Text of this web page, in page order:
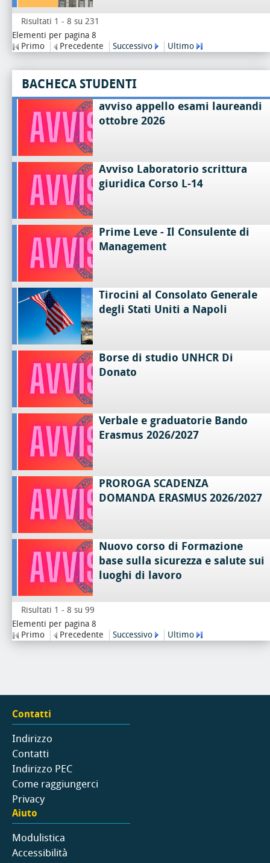
Risultati 1 - 8 su 231
Elementi per pagina 8
Primo
Precedente Successivo Ultimo
BACHECA STUDENTI
avviso appello esami laureandi
ottobre 2026
Avviso Laboratorio scrittura
giuridica Corso L-14
Prime Leve - Il Consulente di
Management
Tirocini al Consolato Generale
degli Stati Uniti a Napoli
Borse di studio UNHCR Di
Donato
Verbale e graduatorie Bando
Erasmus 2026/2027
PROROGA SCADENZA
DOMANDA ERASMUS 2026/2027
Nuovo corso di Formazione
base sulla sicurezza e salute sui
luoghi di lavoro
Risultati 1 - 8 su 99
Elementi per pagina 8
Primo
Precedente Successivo Ultimo
Contatti
Indirizzo
Contatti
Indirizzo PEC
Come raggiungerci
Privacy
Aiuto
Modulistica
Accessibilità